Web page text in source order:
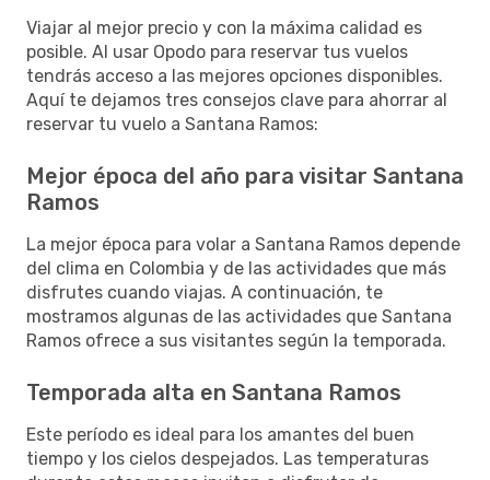
Viajar al mejor precio y con la máxima calidad es
posible. Al usar Opodo para reservar tus vuelos
tendrás acceso a las mejores opciones disponibles.
Aquí te dejamos tres consejos clave para ahorrar al
reservar tu vuelo a Santana Ramos:
Mejor época del año para visitar Santana
Ramos
La mejor época para volar a Santana Ramos depende
del clima en Colombia y de las actividades que más
disfrutes cuando viajas. A continuación, te
mostramos algunas de las actividades que Santana
Ramos ofrece a sus visitantes según la temporada.
Temporada alta en Santana Ramos
Este período es ideal para los amantes del buen
tiempo y los cielos despejados. Las temperaturas